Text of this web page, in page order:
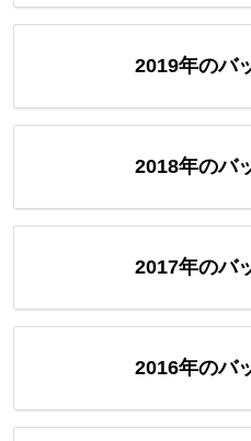
2019年のバ
2018年のバ
2017年のバ
2016年のバ